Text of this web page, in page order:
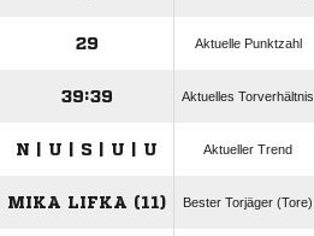
29 Aktuelle Punktzahl
39:39 Aktuelles Torverhältnis
N | U | S | U | U Aktueller Trend
MIKA LIFKA (11) Bester Torjäger (Tore)